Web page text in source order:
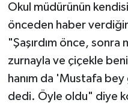
Okul müdürünün
önceden haber
"Şaşırdım önce, sonra
zurnayla ve çiçekle
hanım da 'Mustafa
dedi. Öyle oldu" diye